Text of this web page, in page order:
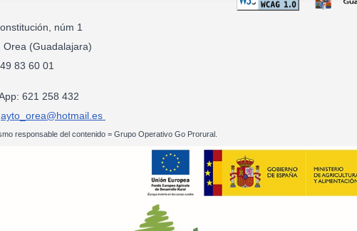
núm 1
Orea (Guadalajara)
949 83 60 01
621 258 432
ayto_orea@hotmail.es
responsable del contenido = Grupo Operativo Go Prorural.